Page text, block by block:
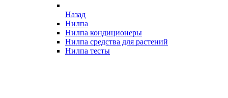
Назад
Нилпа
Нилпа кондиционеры
Нилпа средства для растений
Нилпа тесты